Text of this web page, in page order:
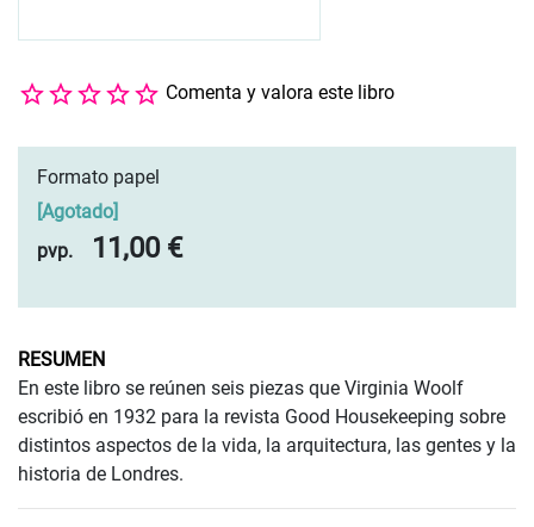
Comenta y valora este libro
Formato papel
[Agotado]
pvp.
11,00 €
RESUMEN
En este libro se reúnen seis piezas que Virginia Woolf
escribió en 1932 para la revista Good Housekeeping sobre
distintos aspectos de la vida, la arquitectura, las gentes y la
historia de Londres.